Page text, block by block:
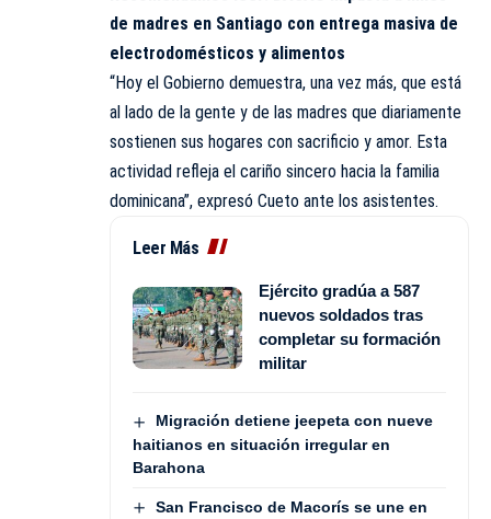
de madres en Santiago con entrega masiva de
electrodomésticos y alimentos
“Hoy el Gobierno demuestra, una vez más, que está
al lado de la gente y de las madres que diariamente
sostienen sus hogares con sacrificio y amor. Esta
actividad refleja el cariño sincero hacia la familia
dominicana”, expresó Cueto ante los asistentes.
Leer Más
Ejército gradúa a 587
nuevos soldados tras
completar su formación
militar
Migración detiene jeepeta con nueve
haitianos en situación irregular en
Barahona
San Francisco de Macorís se une en